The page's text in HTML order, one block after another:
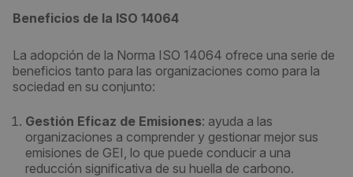
Beneficios de la ISO 14064
La adopción de la Norma ISO 14064 ofrece una serie de
beneficios tanto para las organizaciones como para la
sociedad en su conjunto:
Gestión Eficaz de Emisiones: ayuda a las
organizaciones a comprender y gestionar mejor sus
emisiones de GEI, lo que puede conducir a una
reducción significativa de su huella de carbono.